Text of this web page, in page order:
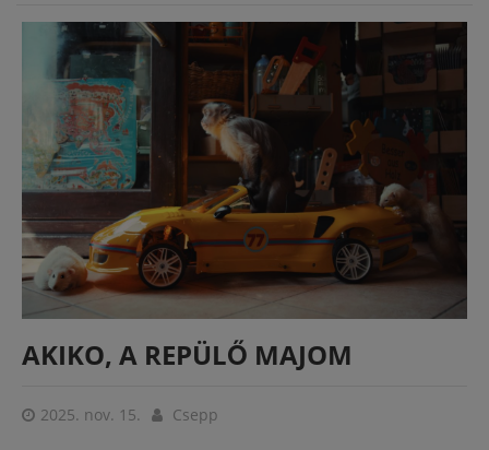
AKIKO, A REPÜLŐ MAJOM
2025. nov. 15. Csepp